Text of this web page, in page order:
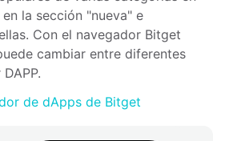
la sección "nueva" e
Con el navegador Bitget
cambiar entre diferentes
de dApps de Bitget